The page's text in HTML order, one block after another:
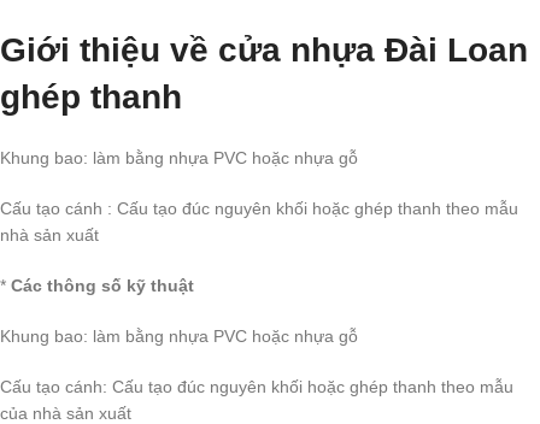
Giới thiệu về cửa nhựa Đài Loan
ghép thanh
Khung bao: làm bằng nhựa PVC hoặc nhựa gỗ
Cấu tạo cánh : Cấu tạo đúc nguyên khối hoặc ghép thanh theo mẫu
nhà sản xuất
* Các thông số kỹ thuật
Khung bao: làm bằng nhựa PVC hoặc nhựa gỗ
Cấu tạo cánh: Cấu tạo đúc nguyên khối hoặc ghép thanh theo mẫu
của nhà sản xuất